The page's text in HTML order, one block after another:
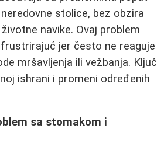
stolice, bez obzira
navike. Ovaj problem
jer često ne reaguje
mršavljenja ili vežbanja. Ključ
ishrani i promeni određenih
sa stomakom i